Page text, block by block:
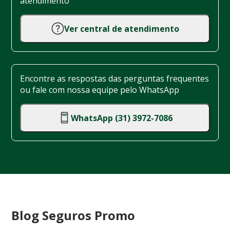
Ver central de atendimento
Encontre as respostas das perguntas frequentes
ou fale com nossa equipe pelo WhatsApp
WhatsApp (31) 3972-7086
Blog Seguros Promo